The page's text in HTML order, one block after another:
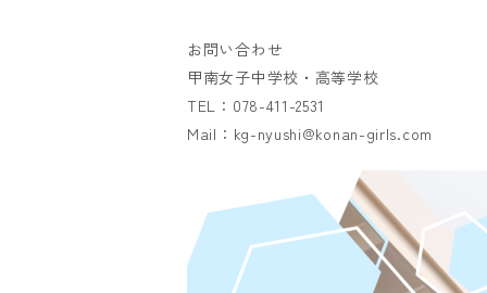
お問い合わせ
甲南女子中学校・高等学校
TEL：078-411-2531
Mail：kg-nyushi@konan-girls.com